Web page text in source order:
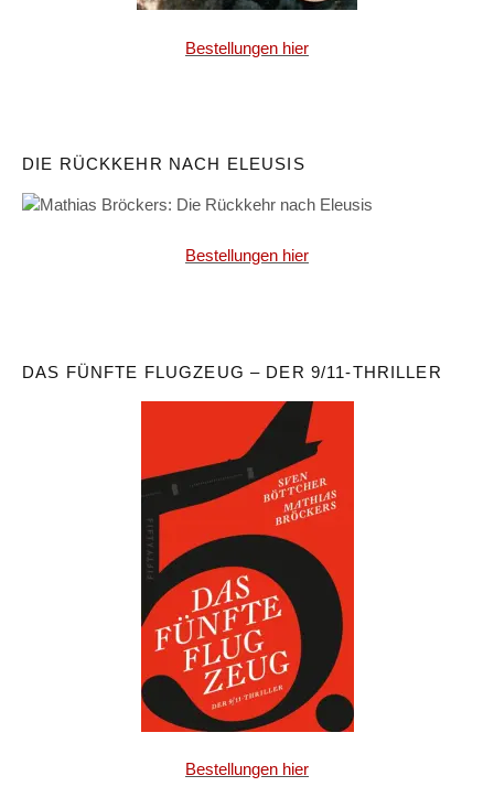
Bestellungen hier
DIE RÜCKKEHR NACH ELEUSIS
Bestellungen hier
DAS FÜNFTE FLUGZEUG – DER 9/11-THRILLER
Bestellungen hier